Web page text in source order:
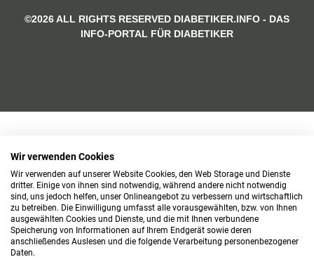
©2026 ALL RIGHTS RESERVED DIABETIKER.INFO - DAS
INFO-PORTAL FÜR DIABETIKER
Wir verwenden Cookies
Wir verwenden auf unserer Website Cookies, den Web Storage und Dienste
dritter. Einige von ihnen sind notwendig, während andere nicht notwendig
sind, uns jedoch helfen, unser Onlineangebot zu verbessern und wirtschaftlich
zu betreiben. Die Einwilligung umfasst alle vorausgewählten, bzw. von Ihnen
ausgewählten Cookies und Dienste, und die mit Ihnen verbundene
Speicherung von Informationen auf Ihrem Endgerät sowie deren
anschließendes Auslesen und die folgende Verarbeitung personenbezogener
Daten.